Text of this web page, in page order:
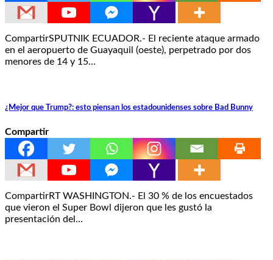
CompartirSPUTNIK ECUADOR.- El reciente ataque armado
en el aeropuerto de Guayaquil (oeste), perpetrado por dos
menores de 14 y 15…
¿Mejor que Trump?: esto piensan los estadounidenses sobre Bad Bunny
Compartir
CompartirRT WASHINGTON.- El 30 % de los encuestados
que vieron el Super Bowl dijeron que les gustó la
presentación del…